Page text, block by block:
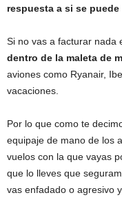
respuesta a si se
Si no vas a facturar nada
dentro de la maleta de
aviones como Ryanair,
vacaciones.
Por lo que como te
equipaje de mano de los
vuelos con la que vayas
que lo lleves que
vas enfadado o agresivo